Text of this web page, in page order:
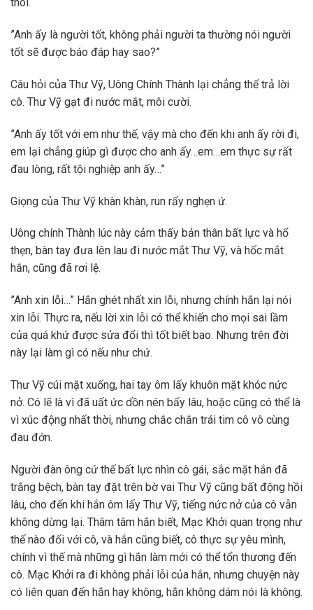
thôi.
”Anh ấy là người tốt, không phải người ta thường nói người
tốt sẽ được báo đáp hay sao?”
Câu hỏi của Thư Vỹ, Uông Chính Thành lại chẳng thể trả lời
cô. Thư Vỹ gạt đi nước mắt, môi cười.
”Anh ấy tốt với em như thế, vậy mà cho đến khi anh ấy rời đi,
em lại chẳng giúp gì được cho anh ấy…em…em thực sự rất
đau lòng, rất tội nghiệp anh ấy…”
Giọng của Thư Vỹ khàn khàn, run rẩy nghẹn ứ.
Uông chính Thành lúc này cảm thấy bản thân bất lực và hổ
thẹn, bàn tay đưa lên lau đi nước mắt Thư Vỹ, và hốc mắt
hắn, cũng đã rơi lệ.
”Anh xin lỗi…” Hắn ghét nhất xin lỗi, nhưng chính hắn lại nói
xin lỗi. Thực ra, nếu lời xin lỗi có thể khiến cho mọi sai lầm
của quá khứ được sửa đổi thì tốt biết bao. Nhưng trên đời
này lại làm gì có nếu như chứ.
Thư Vỹ cúi mặt xuống, hai tay ôm lấy khuôn mặt khóc nức
nở. Có lẽ là vì đã uất ức dồn nén bấy lâu, hoặc cũng có thể là
vì xúc động nhất thời, nhưng chắc chắn trái tim cô vô cùng
đau đớn.
Người đàn ông cứ thế bất lực nhìn cô gái, sắc mặt hắn đã
trắng bệch, bàn tay đặt trên bờ vai Thư Vỹ cũng bất động hồi
lâu, cho đến khi hắn ôm lấy Thư Vỹ, tiếng nức nở của cô vẫn
không dừng lại. Thâm tâm hắn biết, Mạc Khởi quan trọng như
thế nào đối với cô, và hắn cũng biết, cô thực sự yêu mình,
chính vì thế mà những gì hắn làm mới có thể tổn thương đến
cô. Mạc Khởi ra đi không phải lỗi của hắn, nhưng chuyện này
có liên quan đến hắn hay không, hắn không dám nói là không.